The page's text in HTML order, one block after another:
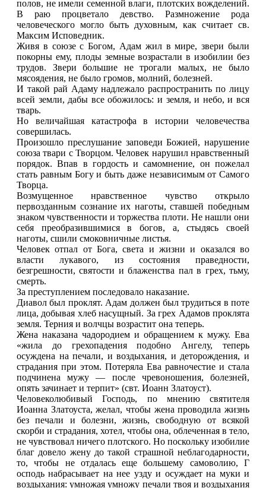
полов, не имели семенной влаги, плотских вожделений.
В раю процветало девство. Размножение рода
человеческого могло быть духовным, как считает св.
Максим Исповедник.
Живя в союзе с Богом, Адам жил в мире, звери были
покорны ему, плоды земные возрастали в изобилии без
трудов. Звери большие не трогали малых, не было
мясоядения, не было громов, молний, болезней.
И такой рай Адаму надлежало распространить по лицу
всей земли, дабы все обожилось: и земля, и небо, и вся
тварь.
Но величайшая катастрофа в истории человечества
совершилась.
Произошло преслушание заповеди Божией, нарушение
союза твари с Творцом. Человек нарушил нравственный
порядок. Впав в гордость и самомнение, он пожелал
стать равным Богу и быть даже независимым от Самого
Творца.
Возмущенное нравственное чувство открыло
первозданным сознание их наготы, ставшей победным
знаком чувственности и торжества плоти. Не нашли они
себя преобразившимися в богов, а, стыдясь своей
наготы, сшили смоковничные листья.
Человек отпал от Бога, света и жизни и оказался во
власти лукавого, из состояния праведности,
безгрешности, святости и блаженства пал в грех, тьму,
смерть.
За преступлением последовало наказание.
Диавол был проклят. Адам должен был трудиться в поте
лица, добывая хлеб насущный. За грех Адамов проклята
земля. Терния и волчцы возрастит она теперь.
Жена наказана чадородием и обращением к мужу. Ева
«жила до грехопадения подобно Ангелу, теперь
осуждена на печали, и воздыхания, и деторождения, и
страдания при этом. Потеряла Ева равночестие и стала
подчинена мужу — после чревоношения, болезней,
опять зачинает и терпит» (свт. Иоанн Златоуст).
Человеколюбивый Господь, по мнению святителя
Иоанна Златоуста, желал, чтобы жена проводила жизнь
без печали и болезни, жизнь, свободную от всякой
скорби и страдания, хотел, чтобы она, облеченная в тело,
не чувствовал ничего плотского. Но поскольку изобилие
благ довело жену до такой страшной неблагодарности,
то, чтобы не отдалась еще большему самоволию, Г
осподь набрасывает на нее узду и осуждает на муки и
воздыхания: умножая умножу печали твоя и воздыхания